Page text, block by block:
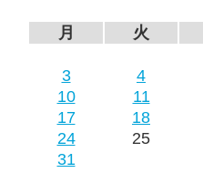
月
火
3 4
10
11
17
18
24
25
31